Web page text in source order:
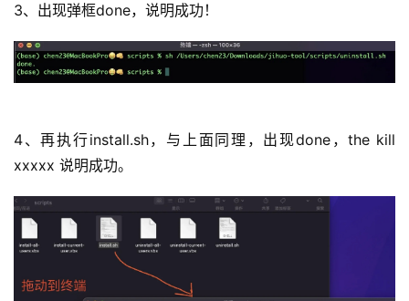
3、出现弹框done，说明成功！
4、再执行install.sh，与上面同理，出现done，the kill
xxxxx 说明成功。